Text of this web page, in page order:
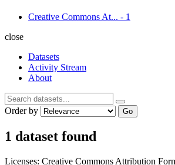
Creative Commons At... - 1
close
Datasets
Activity Stream
About
Order by Go
1 dataset found
Licenses: Creative Commons Attribution